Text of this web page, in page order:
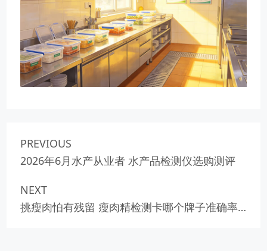
PREVIOUS
2026年6月水产从业者 水产品检测仪选购测评
NEXT
挑瘦肉怕有残留 瘦肉精检测卡哪个牌子准确率